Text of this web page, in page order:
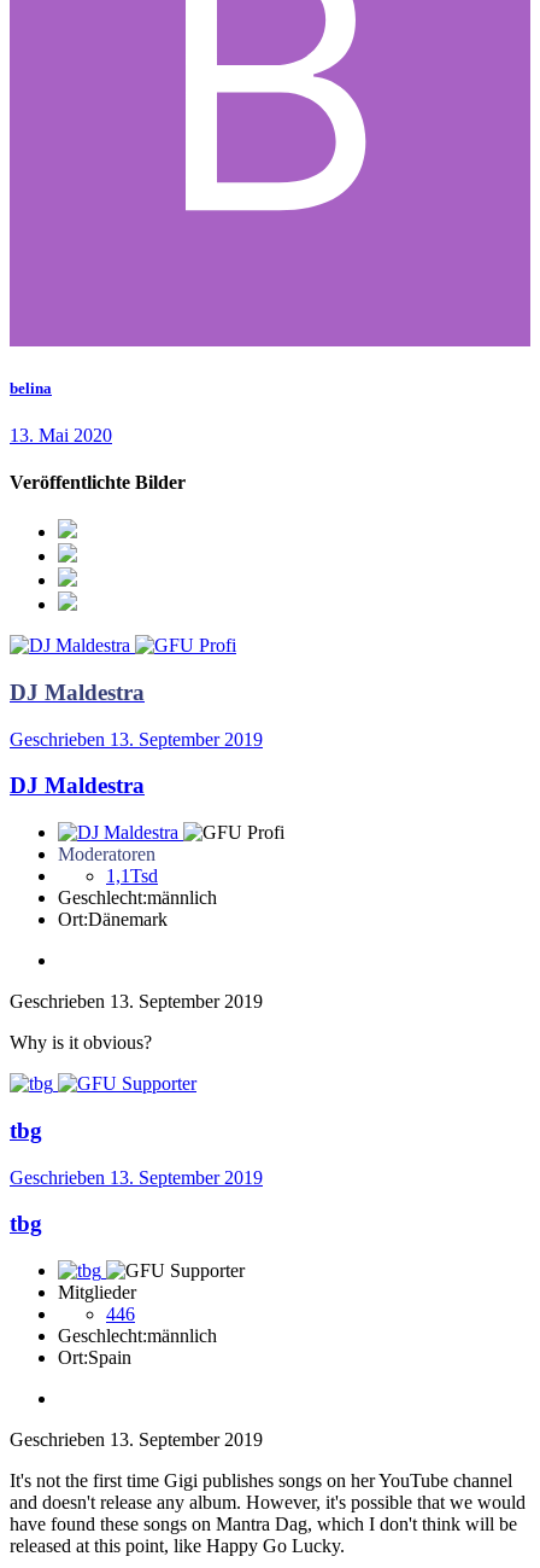
belina
13. Mai 2020
Veröffentlichte Bilder
DJ Maldestra
Geschrieben 13. September 2019
DJ Maldestra
Moderatoren
1,1Tsd
Geschlecht:männlich
Ort:Dänemark
Geschrieben 13. September 2019
Why is it obvious?
tbg
Geschrieben 13. September 2019
tbg
Mitglieder
446
Geschlecht:männlich
Ort:Spain
Geschrieben 13. September 2019
It's not the first time Gigi publishes songs on her YouTube channel
and doesn't release any album. However, it's possible that we would
have found these songs on Mantra Dag, which I don't think will be
released at this point, like Happy Go Lucky.